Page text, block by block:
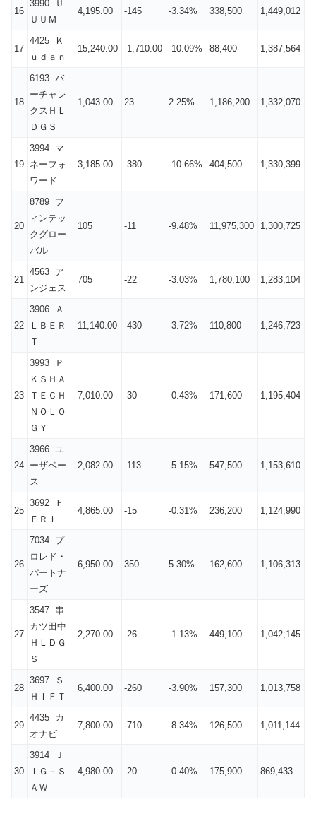
16
3990 Ｕ
ＵＵＭ
4,195.00 -145 -3.34% 338,500 1,449,012
17
4425 Ｋ
ｕｄａｎ
15,240.00 -1,710.00 -10.09% 88,400 1,387,564
18
6193 バ
ーチャレ
クスＨＬ
ＤＧＳ
1,043.00 23 2.25% 1,186,200 1,332,070
19
3994 マ
ネーフォ
ワード
3,185.00 -380 -10.66% 404,500 1,330,399
20
8789 フ
ィンテッ
クグロー
バル
105 -11 -9.48% 11,975,300 1,300,725
21
4563 ア
ンジェス
705 -22 -3.03% 1,780,100 1,283,104
22
3906 Ａ
ＬＢＥＲ
Ｔ
11,140.00 -430 -3.72% 110,800 1,246,723
23
3993 Ｐ
ＫＳＨＡ
ＴＥＣＨ
ＮＯＬＯ
ＧＹ
7,010.00 -30 -0.43% 171,600 1,195,404
24
3966 ユ
ーザベー
ス
2,082.00 -113 -5.15% 547,500 1,153,610
25
3692 Ｆ
ＦＲＩ
4,865.00 -15 -0.31% 236,200 1,124,990
26
7034 プ
ロレド・
パートナ
ーズ
6,950.00 350 5.30% 162,600 1,106,313
27
3547 串
カツ田中
ＨＬＤＧ
Ｓ
2,270.00 -26 -1.13% 449,100 1,042,145
28
3697 Ｓ
ＨＩＦＴ
6,400.00 -260 -3.90% 157,300 1,013,758
29
4435 カ
オナビ
7,800.00 -710 -8.34% 126,500 1,011,144
30
3914 Ｊ
ＩＧ－Ｓ
ＡＷ
4,980.00 -20 -0.40% 175,900 869,433